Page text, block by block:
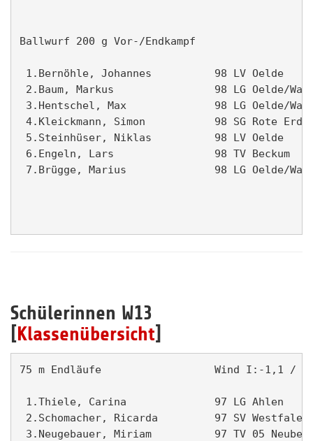
Ballwurf 200 g Vor-/Endkampf
1.Bernöhle, Johannes          98 LV
2.Baum, Markus                98 LG Oelde/
3.Hentschel, Max              98 LG Oelde/
4.Kleickmann, Simon           98 SG Rote
5.Steinhüser, Niklas          98 LV
6.Engeln, Lars                98 TV
7.Brügge, Marius              98 LG Oelde/
Schülerinnen W13
[Klassenübersicht]
75 m Endläufe                  Wind I:-1,1 /
1.Thiele, Carina              97 LG
2.Schomacher, Ricarda         97 SV
3.Neugebauer, Miriam          97 TV 05